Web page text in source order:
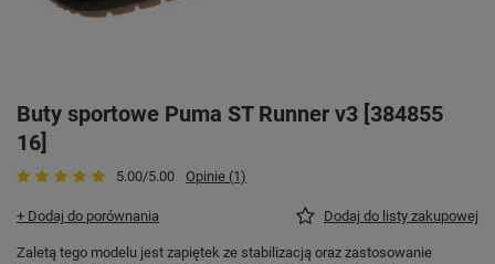
Buty sportowe Puma ST Runner v3 [384855
16]
5.00/5.00 Opinie (1)
+ Dodaj do porównania Dodaj do listy zakupowej
Zaletą tego modelu jest zapiętek ze stabilizacją oraz zastosowanie